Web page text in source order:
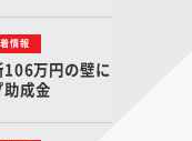
情報
万円の壁に
成金